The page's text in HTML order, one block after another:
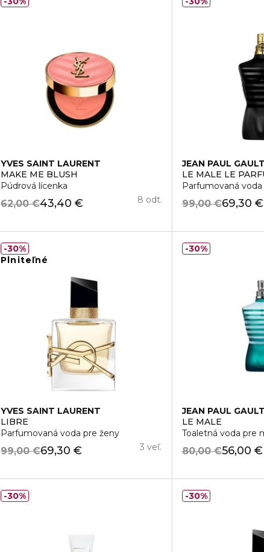
YVES SAINT LAURENT
MAKE ME BLUSH
Púdrová lícenka
43,40 €
62,00 € 8 odt.
JEAN PAUL
LE MALE LE
Parfumovaná
69,30 €
99,00 €
Plniteľné
YVES SAINT LAURENT
LIBRE
Parfumovaná voda pre ženy
69,30 €
99,00 € 3 veľ.
30%
JEAN PAUL
LE MALE
Toaletná voda pre
56,00 €
80,00 €
30%
30% 30%